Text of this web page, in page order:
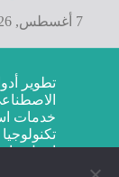
7 أغسطس, 2026
تطوير
خدمات
اتصل بنا